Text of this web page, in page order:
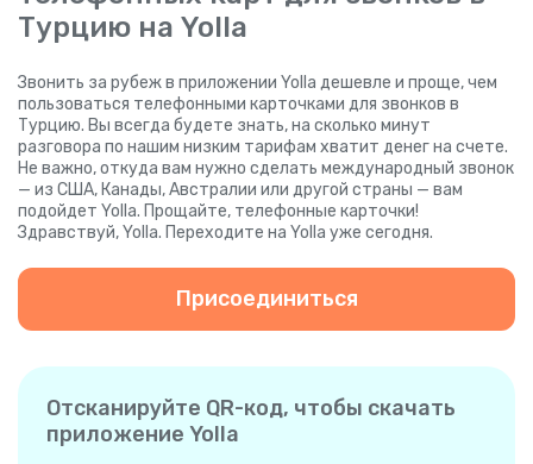
Турцию на Yolla
Звонить за рубеж в приложении Yolla дешевле и проще, чем
пользоваться телефонными карточками для звонков в
Турцию. Вы всегда будете знать, на сколько минут
разговора по нашим низким тарифам хватит денег на счете.
Не важно, откуда вам нужно сделать международный звонок
— из США, Канады, Австралии или другой страны — вам
подойдет Yolla. Прощайте, телефонные карточки!
Здравствуй, Yolla. Переходите на Yolla уже сегодня.
Присоединиться
Отсканируйте QR-код, чтобы скачать
приложение Yolla